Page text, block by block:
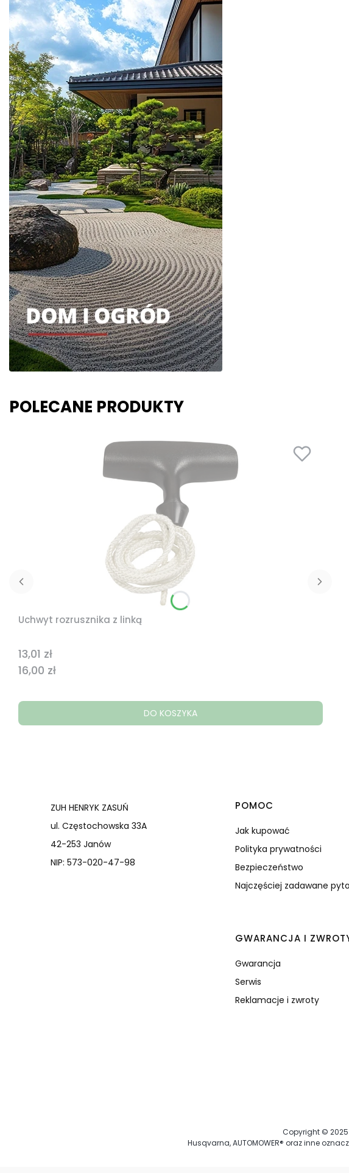
POLECANE PRODUKTY
Uchwyt rozrusznika z linką
Cena
16,00 zł
Cena
13,01 zł
DO KOSZYKA
ZUH HENRYK ZASUŃ
ul. Częstochowska 33A
42-253 Janów
NIP: 573-020-47-98
Linki w stopce
POMOC
Jak kupować
Polityka prywatności
Bezpieczeństwo
Najczęściej zadawane
GWARANCJA I
Gwarancja
Serwis
Reklamacje i zwroty
Copyright © 2025
Husqvarna, AUTOMOWER® oraz inne